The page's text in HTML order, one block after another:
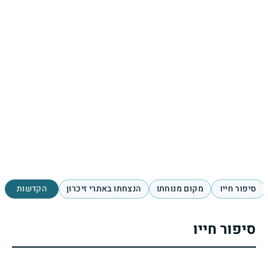
סיפור חייו מקום מנוחתו הנצחתו באתרי זיכרון הקדשות
סיפור חייו